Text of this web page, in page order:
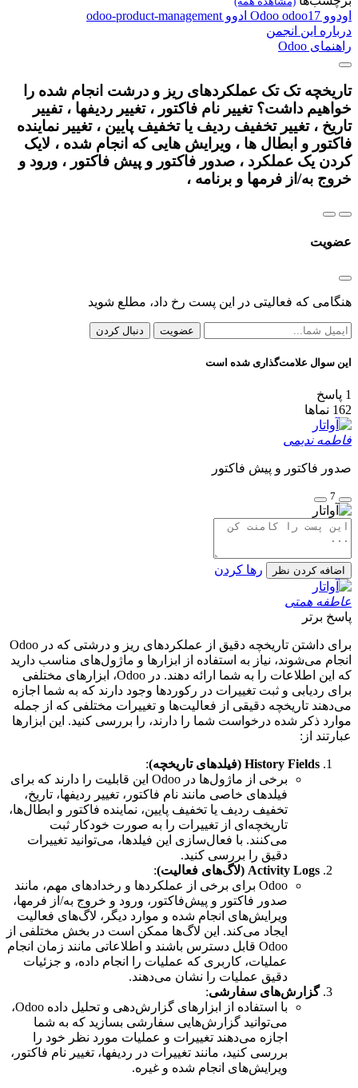
اودوو Odoo odoo17 ادوو odoo-product-management
درباره این انجمن
راهنمای Odoo
تاریخچه تک تک عملکردهای ریز و درشت انجام شده را
خواهیم داشت؟ تغییر نام فاکتور ، تغییر ردیفها ، تفییر
تاریخ ، تغییر تخفیف ردیف یا تخفیف پایین ، تغییر نماینده
فاکتور و ابطال ها ، ویرایش هایی که انجام شده ، لایک
کردن یک عملکرد ، صدور فاکتور و پیش فاکتور ، ورود و
خروج به/از فرمها و برنامه ،
عضویت
هنگامی که فعالیتی در این پست رخ داد، مطلع شوید
عضویت دنبال کردن
این سوال علامت‌گذاری شده است
1 پاسخ
162 نماها
فاطمه ندیمی
صدور فاکتور و پیش فاکتور
7
اضافه کردن نظر رها کردن
عاطفه همتی
پاسخ برتر
برای داشتن تاریخچه دقیق از عملکردهای ریز و درشتی که در Odoo
انجام می‌شوند، نیاز به استفاده از ابزارها و ماژول‌های مناسب دارید
که این اطلاعات را به شما ارائه دهند. در Odoo، ابزارهای مختلفی
برای ردیابی و ثبت تغییرات در رکوردها وجود دارند که به شما اجازه
می‌دهند تاریخچه دقیقی از فعالیت‌ها و تغییرات مختلفی که از جمله
موارد ذکر شده درخواست شما را دارند، را بررسی کنید. این ابزارها
عبارتند از:
History Fields (فیلدهای تاریخچه)
:
برخی از ماژول‌ها در Odoo این قابلیت را دارند که برای
فیلدهای خاصی مانند نام فاکتور، تغییر ردیفها، تاریخ،
تخفیف ردیف یا تخفیف پایین، نماینده فاکتور و ابطال‌ها،
تاریخچه‌ای از تغییرات را به صورت خودکار ثبت
می‌کنند. با فعال‌سازی این فیلدها، می‌توانید تغییرات
دقیق را بررسی کنید.
Activity Logs (لاگ‌های فعالیت)
:
Odoo برای برخی از عملکردها و رخدادهای مهم، مانند
صدور فاکتور و پیش‌فاکتور، ورود و خروج به/از فرمها،
ویرایش‌های انجام شده و موارد دیگر، لاگ‌های فعالیت
ایجاد می‌کند. این لاگ‌ها ممکن است در بخش مختلفی از
Odoo قابل دسترس باشند و اطلاعاتی مانند زمان انجام
عملیات، کاربری که عملیات را انجام داده، و جزئیات
دقیق عملیات را نشان می‌دهند.
گزارش‌های سفارشی:
با استفاده از ابزارهای گزارش‌دهی و تحلیل داده Odoo،
می‌توانید گزارش‌هایی سفارشی بسازید که به شما
اجازه می‌دهند تغییرات و عملیات مورد نظر خود را
بررسی کنید، مانند تغییرات در ردیفها، تغییر نام فاکتور،
ویرایش‌های انجام شده و غیره.